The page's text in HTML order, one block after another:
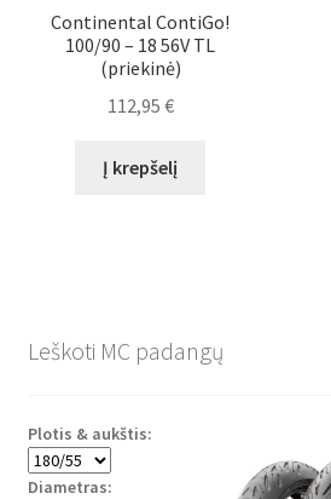
Continental ContiGo!
100/90 – 18 56V TL
(priekinė)
112,95 €
Į krepšelį
Leškoti MC padangų
Plotis & aukštis:
Diametras: